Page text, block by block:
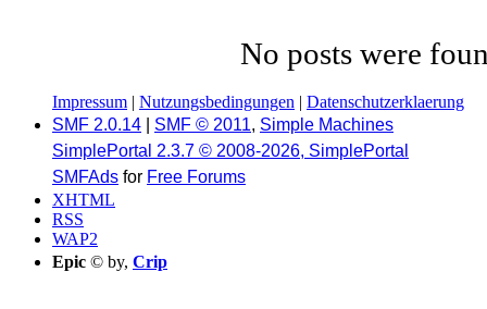
No posts were
Impressum | Nutzungsbedingungen | Datenschutzerklaerung
SMF 2.0.14
SMF © 2011, Simple Machines
SimplePortal 2.3.7 © 2008-2026, SimplePortal
SMFAds for Free Forums
XHTML
RSS
WAP2
Epic © by, Crip